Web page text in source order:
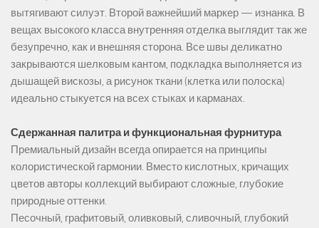
вытягивают силуэт. Второй важнейший маркер — изнанка. В
вещах высокого класса внутренняя отделка выглядит так же
безупречно, как и внешняя сторона. Все швы деликатно
закрываются шелковым кантом, подкладка выполняется из
дышащей вискозы, а рисунок ткани (клетка или полоска)
идеально стыкуется на всех стыках и карманах.
Сдержанная палитра и функциональная фурнитура
Премиальный дизайн всегда опирается на принципы
колористической гармонии. Вместо кислотных, кричащих
цветов авторы коллекций выбирают сложные, глубокие
природные оттенки.
Песочный, графитовый, оливковый, сливочный, глубокий